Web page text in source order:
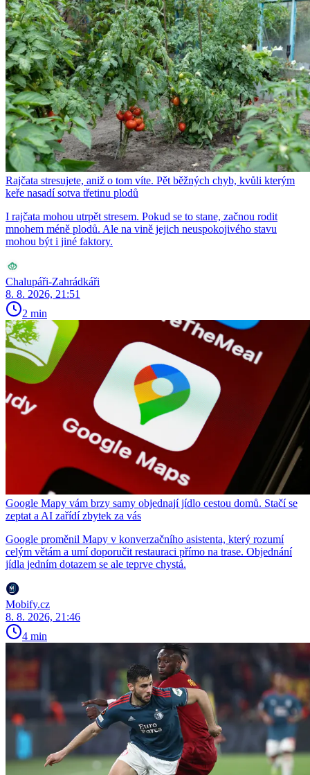
Rajčata stresujete, aniž o tom víte. Pět běžných chyb, kvůli kterým
keře nasadí sotva třetinu plodů
I rajčata mohou utrpět stresem. Pokud se to stane, začnou rodit
mnohem méně plodů. Ale na vině jejich neuspokojivého stavu
mohou být i jiné faktory.
Chalupáři-Zahrádkáři
8. 8. 2026, 21:51
2 min
Google Mapy vám brzy samy objednají jídlo cestou domů. Stačí se
zeptat a AI zařídí zbytek za vás
Google proměnil Mapy v konverzačního asistenta, který rozumí
celým větám a umí doporučit restauraci přímo na trase. Objednání
jídla jedním dotazem se ale teprve chystá.
Mobify.cz
8. 8. 2026, 21:46
4 min